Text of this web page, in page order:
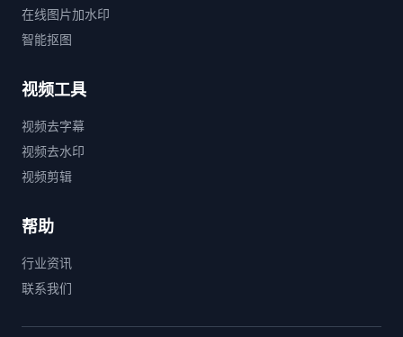
在线图片加水印
智能抠图
视频工具
视频去字幕
视频去水印
视频剪辑
帮助
行业资讯
联系我们